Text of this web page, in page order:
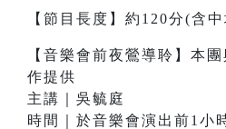
【節目長度】約120分(含
【音樂會前夜鶯導聆】本
作提供
主講｜吳毓庭
時間｜於音樂會演出前1小